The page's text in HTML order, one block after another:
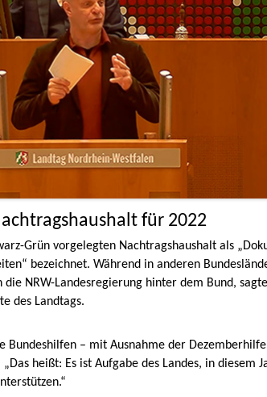
für 2022
Grün vorgelegten Nachtragshaushalt als
bezeichnet. Während in anderen
die NRW-Landesregierung hinter dem Bund,
des Landtags.
Bundeshilfen – mit Ausnahme der
heißt: Es ist Aufgabe des Landes, in diesem